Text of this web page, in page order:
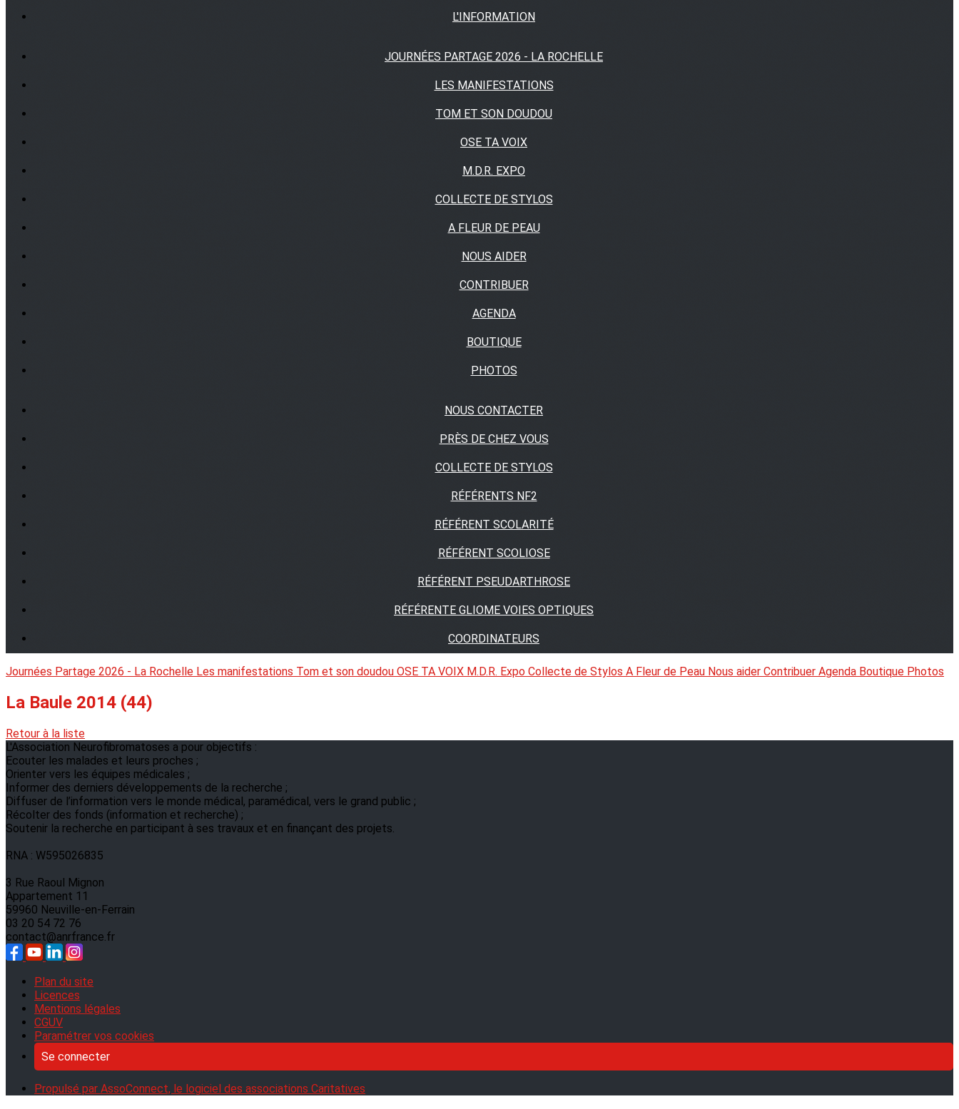
L'INFORMATION
JOURNÉES PARTAGE 2026 - LA ROCHELLE
LES MANIFESTATIONS
TOM ET SON DOUDOU
OSE TA VOIX
M.D.R. EXPO
COLLECTE DE STYLOS
A FLEUR DE PEAU
NOUS AIDER
CONTRIBUER
AGENDA
BOUTIQUE
PHOTOS
NOUS CONTACTER
PRÈS DE CHEZ VOUS
COLLECTE DE STYLOS
RÉFÉRENTS NF2
RÉFÉRENT SCOLARITÉ
RÉFÉRENT SCOLIOSE
RÉFÉRENT PSEUDARTHROSE
RÉFÉRENTE GLIOME VOIES OPTIQUES
COORDINATEURS
Journées Partage 2026 - La Rochelle Les manifestations Tom et son doudou OSE TA VOIX M.D.R. Expo Collecte de Stylos A Fleur de Peau Nous aider Contribuer Agenda Boutique Photos
La Baule 2014 (44)
Retour à la liste
L'Association Neurofibromatoses a pour objectifs :
Ecouter les malades et leurs proches ;
Orienter vers les équipes médicales ;
Informer des derniers développements de la recherche ;
Diffuser de l’information vers le monde médical, paramédical, vers le grand public ;
Récolter des fonds (information et recherche) ;
Soutenir la recherche en participant à ses travaux et en finançant des projets.
RNA : W595026835
3 Rue Raoul Mignon
Appartement 11
59960 Neuville-en-Ferrain
03 20 54 72 76
contact@anrfrance.fr
Plan du site
Licences
Mentions légales
CGUV
Paramétrer vos cookies
Se connecter
Propulsé par AssoConnect, le logiciel des associations Caritatives